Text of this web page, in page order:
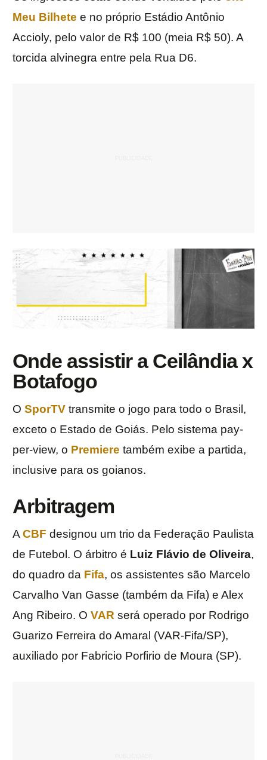
Meu Bilhete e no próprio Estádio Antônio
Accioly, pelo valor de R$ 100 (meia R$ 50). A
torcida alvinegra entre pela Rua D6.
Onde assistir a Ceilândia x
Botafogo
O SporTV transmite o jogo para todo o Brasil,
exceto o Estado de Goiás. Pelo sistema pay-
per-view, o Premiere também exibe a partida,
inclusive para os goianos.
Arbitragem
A CBF designou um trio da Federação Paulista
de Futebol. O árbitro é Luiz Flávio de Oliveira,
do quadro da Fifa, os assistentes são Marcelo
Carvalho Van Gasse (também da Fifa) e Alex
Ang Ribeiro. O VAR será operado por Rodrigo
Guarizo Ferreira do Amaral (VAR-Fifa/SP),
auxiliado por Fabricio Porfirio de Moura (SP).